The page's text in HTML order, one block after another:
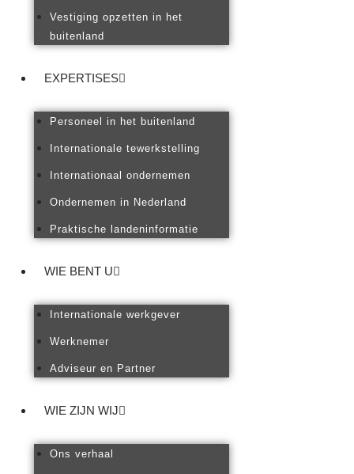
Vestiging opzetten in het
buitenland
EXPERTISES
Personeel in het buitenland
Internationale tewerkstelling
Internationaal ondernemen
Ondernemen in Nederland
Praktische landeninformatie
WIE BENT U
Internationale werkgever
Werknemer
Adviseur en Partner
WIE ZIJN WIJ
Ons verhaal